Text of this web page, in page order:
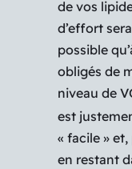
de vos
d’effort
possible
obligés de
niveau de
est
« facile »
en restant